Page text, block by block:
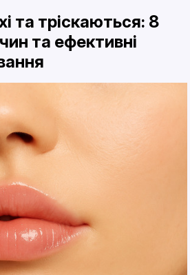
та тріскаються: 8
та ефективні